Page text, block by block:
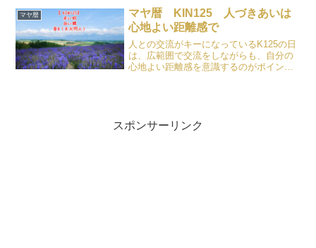
れながら、自分自身を振り返ってみまし
ょう。☆...
マヤ暦
マヤ暦 KIN125 人づきあいは
心地よい距離感で
人との交流がキーになっているK125の日
は、広範囲で交流をしながらも、自分の
心地よい距離感を意識するのがポイント
スポンサーリンク